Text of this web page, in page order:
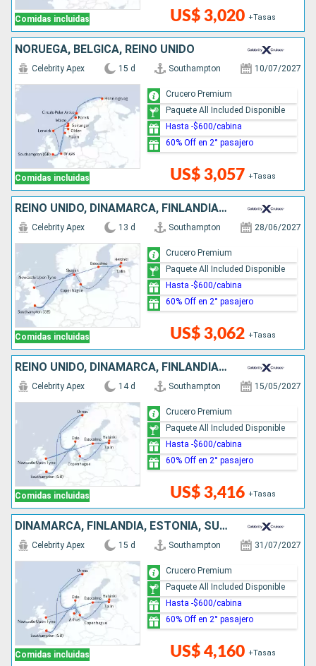
Comidas incluidas US$ 3,020 +Tasas
NORUEGA, BÉLGICA, REINO UNIDO
Comidas incluidas
Celebrity Apex 15 d Southampton 10/07/2027
US$ 3,057 +Tasas
Crucero Premium
Paquete All Included Disponible
Hasta -$600/cabina
60% Off en 2° pasajero
REINO UNIDO, DINAMARCA, FINLANDIA, ESTONIA, SUECIA
Comidas incluidas
Celebrity Apex 13 d Southampton 28/06/2027
US$ 3,062 +Tasas
Crucero Premium
Paquete All Included Disponible
Hasta -$600/cabina
60% Off en 2° pasajero
REINO UNIDO, DINAMARCA, FINLANDIA, ESTONIA, SUECIA, NORUEGA
Comidas incluidas
Celebrity Apex 14 d Southampton 15/05/2027
US$ 3,416 +Tasas
Crucero Premium
Paquete All Included Disponible
Hasta -$600/cabina
60% Off en 2° pasajero
DINAMARCA, FINLANDIA, ESTONIA, SUECIA, REINO UNIDO, NORUEGA
Comidas incluidas
Celebrity Apex 15 d Southampton 31/07/2027
US$ 4,160 +Tasas
Crucero Premium
Paquete All Included Disponible
Hasta -$600/cabina
60% Off en 2° pasajero